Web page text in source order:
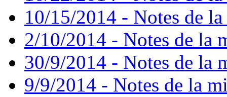
10/15/2014 - Notes de
2/10/2014 - Notes de la
30/9/2014 - Notes de la
9/9/2014 - Notes de la